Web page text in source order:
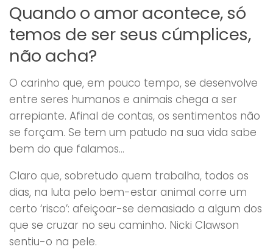
Quando o amor acontece, só
temos de ser seus cúmplices,
não acha?
O carinho que, em pouco tempo, se desenvolve
entre seres humanos e animais chega a ser
arrepiante. Afinal de contas, os sentimentos não
se forçam. Se tem um patudo na sua vida sabe
bem do que falamos…
Claro que, sobretudo quem trabalha, todos os
dias, na luta pelo bem-estar animal corre um
certo ‘risco’: afeiçoar-se demasiado a algum dos
que se cruzar no seu caminho. Nicki Clawson
sentiu-o na pele.